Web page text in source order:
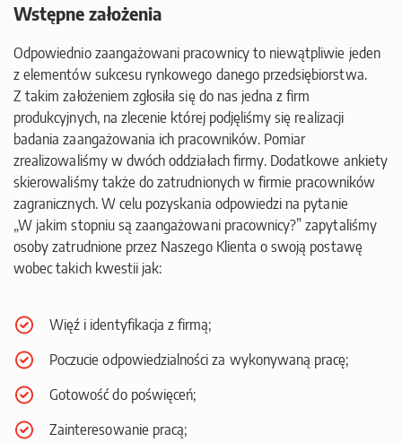
Wstępne założenia
Odpowiednio zaangażowani pracownicy to niewątpliwie jeden
z elementów sukcesu rynkowego danego przedsiębiorstwa.
Z takim założeniem zgłosiła się do nas jedna z firm
produkcyjnych, na zlecenie której podjęliśmy się realizacji
badania zaangażowania ich pracowników. Pomiar
zrealizowaliśmy w dwóch oddziałach firmy. Dodatkowe ankiety
skierowaliśmy także do zatrudnionych w firmie pracowników
zagranicznych. W celu pozyskania odpowiedzi na pytanie
„W jakim stopniu są zaangażowani pracownicy?” zapytaliśmy
osoby zatrudnione przez Naszego Klienta o swoją postawę
wobec takich kwestii jak:
Więź i identyfikacja z firmą;
Poczucie odpowiedzialności za wykonywaną pracę;
Gotowość do poświęceń;
Zainteresowanie pracą;